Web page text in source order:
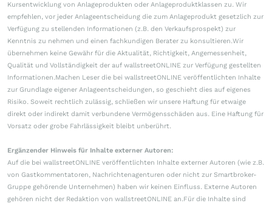
Kursentwicklung von Anlageprodukten oder Anlageproduktklassen zu. Wir
empfehlen, vor jeder Anlageentscheidung die zum Anlageprodukt gesetzlich zur
Verfügung zu stellenden Informationen (z.B. den Verkaufsprospekt) zur
Kenntnis zu nehmen und einen fachkundigen Berater zu konsultieren.Wir
übernehmen keine Gewähr für die Aktualität, Richtigkeit, Angemessenheit,
Qualität und Vollständigkeit der auf wallstreetONLINE zur Verfügung gestellten
Informationen.Machen Leser die bei wallstreetONLINE veröffentlichten Inhalte
zur Grundlage eigener Anlageentscheidungen, so geschieht dies auf eigenes
Risiko. Soweit rechtlich zulässig, schließen wir unsere Haftung für etwaige
direkt oder indirekt damit verbundene Vermögensschäden aus. Eine Haftung für
Vorsatz oder grobe Fahrlässigkeit bleibt unberührt.
Ergänzender Hinweis für Inhalte externer Autoren:
Auf die bei wallstreetONLINE veröffentlichten Inhalte externer Autoren (wie z.B.
von Gastkommentatoren, Nachrichtenagenturen oder nicht zur Smartbroker-
Gruppe gehörende Unternehmen) haben wir keinen Einfluss. Externe Autoren
gehören nicht der Redaktion von wallstreetONLINE an.Für die Inhalte sind